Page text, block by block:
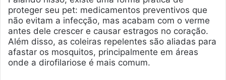
proteger seu pet: medicamentos preventivos que
não evitam a infecção, mas acabam com o verme
antes dele crescer e causar estragos no coração.
Além disso, as coleiras repelentes são aliadas para
afastar os mosquitos, principalmente em áreas
onde a dirofilariose é mais comum.